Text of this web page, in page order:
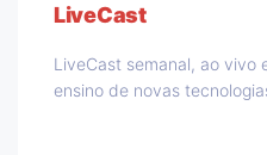
LiveCast
LiveCast semanal, ao vivo
ensino de novas